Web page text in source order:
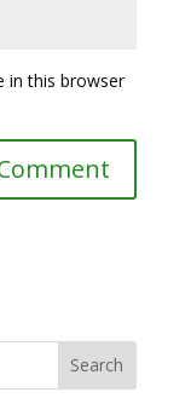
in this browser
Search